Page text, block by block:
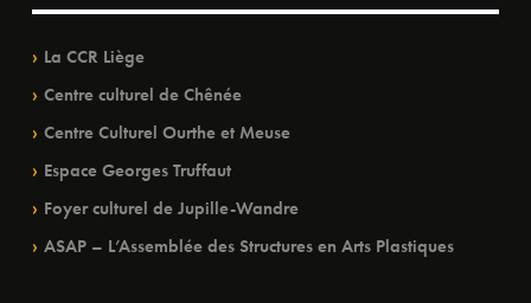
La CCR Liège
Centre culturel de Chênée
Centre Culturel Ourthe et Meuse
Espace Georges Truffaut
Foyer culturel de Jupille-Wandre
ASAP – L’Assemblée des Structures en Arts Plastiques